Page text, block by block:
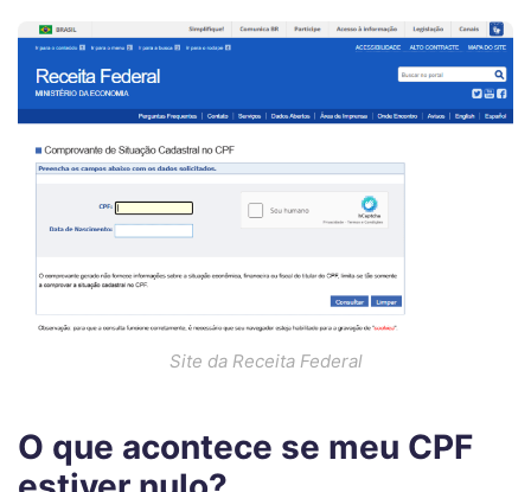
Site da Receita Federal
O que acontece se meu CPF